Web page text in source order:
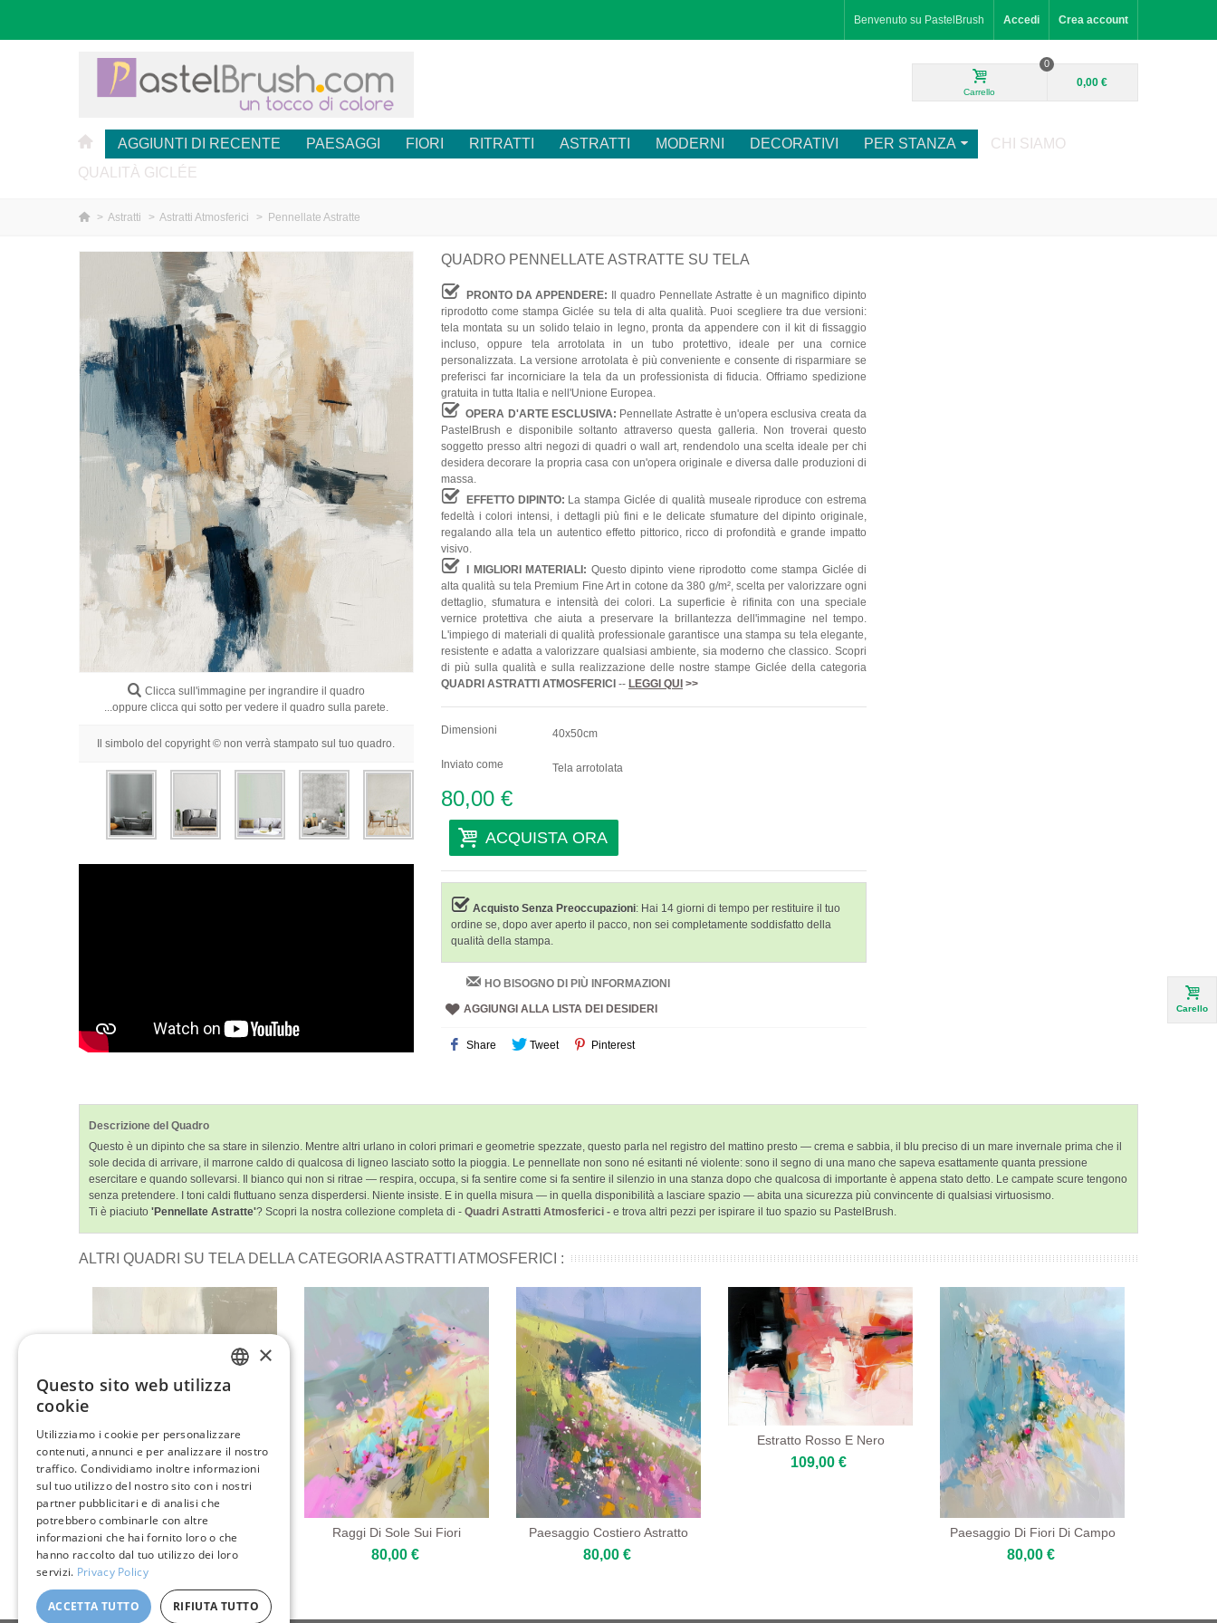
Benvenuto su PastelBrush Accedi Crea account
Carrello
0
0,00 €
AGGIUNTI DI RECENTE PAESAGGI FIORI RITRATTI ASTRATTI MODERNI DECORATIVI PER STANZA
CHI SIAMO
QUALITÀ GICLÉE
> Astratti > Astratti Atmosferici > Pennellate Astratte
Clicca sull'immagine per ingrandire il quadro
...oppure clicca qui sotto per vedere il quadro sulla parete.
Il simbolo del copyright © non verrà stampato sul tuo quadro.
QUADRO PENNELLATE ASTRATTE SU TELA
PRONTO DA APPENDERE: Il quadro Pennellate Astratte è un magnifico dipinto
riprodotto come stampa Giclée su tela di alta qualità. Puoi scegliere tra due versioni:
tela montata su un solido telaio in legno, pronta da appendere con il kit di fissaggio
incluso, oppure tela arrotolata in un tubo protettivo, ideale per una cornice
personalizzata. La versione arrotolata è più conveniente e consente di risparmiare se
preferisci far incorniciare la tela da un professionista di fiducia. Offriamo spedizione
gratuita in tutta Italia e nell'Unione Europea.
OPERA D'ARTE ESCLUSIVA: Pennellate Astratte è un'opera esclusiva creata da
PastelBrush e disponibile soltanto attraverso questa galleria. Non troverai questo
soggetto presso altri negozi di quadri o wall art, rendendolo una scelta ideale per chi
desidera decorare la propria casa con un'opera originale e diversa dalle produzioni di
massa.
EFFETTO DIPINTO: La stampa Giclée di qualità museale riproduce con estrema
fedeltà i colori intensi, i dettagli più fini e le delicate sfumature del dipinto originale,
regalando alla tela un autentico effetto pittorico, ricco di profondità e grande impatto
visivo.
I MIGLIORI MATERIALI: Questo dipinto viene riprodotto come stampa Giclée di
alta qualità su tela Premium Fine Art in cotone da 380 g/m², scelta per valorizzare ogni
dettaglio, sfumatura e intensità dei colori. La superficie è rifinita con una speciale
vernice protettiva che aiuta a preservare la brillantezza dell'immagine nel tempo.
L'impiego di materiali di qualità professionale garantisce una stampa su tela elegante,
resistente e adatta a valorizzare qualsiasi ambiente, sia moderno che classico. Scopri
di più sulla qualità e sulla realizzazione delle nostre stampe Giclée della categoria
QUADRI ASTRATTI ATMOSFERICI-- LEGGI QUI>>
Dimensioni 40x50cm
Inviato come Tela arrotolata
80,00 €
ACQUISTA ORA
Acquisto Senza Preoccupazioni: Hai 14 giorni di tempo per restituire il tuo
ordine se, dopo aver aperto il pacco, non sei completamente soddisfatto della
qualità della stampa.
HO BISOGNO DI PIÙ INFORMAZIONI
AGGIUNGI ALLA LISTA DEI DESIDERI
Share Tweet Pinterest
Descrizione del Quadro
Questo è un dipinto che sa stare in silenzio. Mentre altri urlano in colori primari e geometrie spezzate, questo parla nel registro del mattino presto — crema e sabbia, il blu preciso di un mare invernale prima che il
sole decida di arrivare, il marrone caldo di qualcosa di ligneo lasciato sotto la pioggia. Le pennellate non sono né esitanti né violente: sono il segno di una mano che sapeva esattamente quanta pressione
esercitare e quando sollevarsi. Il bianco qui non si ritrae — respira, occupa, si fa sentire come si fa sentire il silenzio in una stanza dopo che qualcosa di importante è appena stato detto. Le campate scure tengono
senza pretendere. I toni caldi fluttuano senza disperdersi. Niente insiste. E in quella misura — in quella disponibilità a lasciare spazio — abita una sicurezza più convincente di qualsiasi virtuosismo.
Ti è piaciuto 'Pennellate Astratte'? Scopri la nostra collezione completa di - Quadri Astratti Atmosferici - e trova altri pezzi per ispirare il tuo spazio su PastelBrush.
ALTRI QUADRI SU TELA DELLA CATEGORIA ASTRATTI ATMOSFERICI :
Luci Monocromatiche Astratte
80,00 €
Raggi Di Sole Sui Fiori
80,00 €
Paesaggio Costiero Astratto
80,00 €
Estratto Rosso E Nero
109,00 €
Paesaggio Di Fiori Di Campo
80,00 €
Carello
GERMAN
FRENCH
×
Questo sito web utilizza
cookie
Utilizziamo i cookie per personalizzare
contenuti, annunci e per analizzare il nostro
traffico. Condividiamo inoltre informazioni
sul tuo utilizzo del nostro sito con i nostri
partner pubblicitari e di analisi che
potrebbero combinarle con altre
informazioni che hai fornito loro o che
hanno raccolto dal tuo utilizzo dei loro
servizi. Privacy Policy
ACCETTA TUTTO RIFIUTA TUTTO